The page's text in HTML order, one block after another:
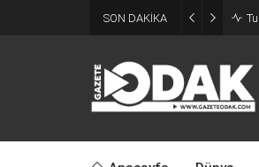
SON DAKİKA